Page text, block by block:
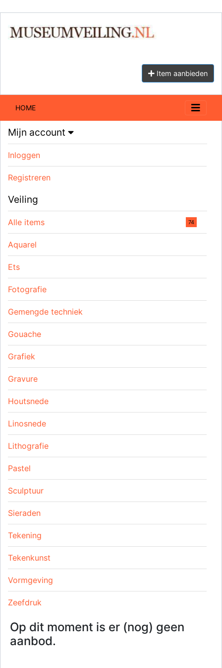
Item aanbieden
HOME
Mijn account
Inloggen
Registreren
Veiling
Alle items 74
Aquarel
Ets
Fotografie
Gemengde techniek
Gouache
Grafiek
Gravure
Houtsnede
Linosnede
Lithografie
Pastel
Sculptuur
Sieraden
Tekening
Tekenkunst
Vormgeving
Zeefdruk
Op dit moment is er (nog) geen
aanbod.